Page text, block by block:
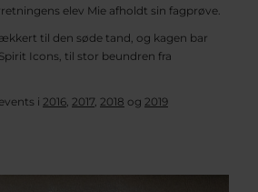
elev Mie afholdt sin fagprøve.
til den søde tand, og kagen bar
Icons, til stor beundren fra
i 2016, 2017, 2018 og 2019